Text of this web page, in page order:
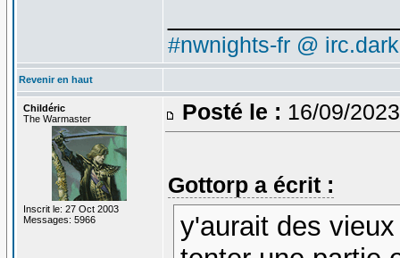
#nwnights-fr @
Revenir en haut
Childéric
The Warmaster
Inscrit le: 27 Oct 2003
Messages: 5966
Posté le : 16/09/
Gottorp a écrit :
y'aurait des